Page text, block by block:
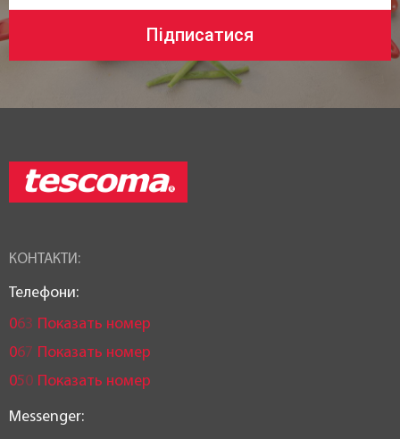
Підписатися
КОНТАКТИ:
Телефони:
063 Показать номер
067 Показать номер
050 Показать номер
Messenger: